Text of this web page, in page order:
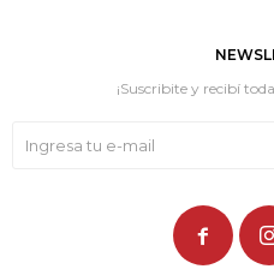
¡Suscribite y recibí
